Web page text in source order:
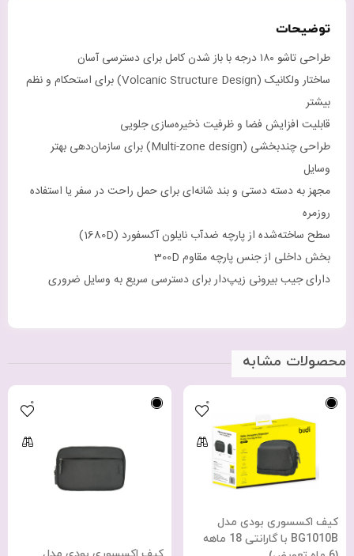
توضیحات
طراحی تاشو ۱۸۰ درجه با باز شدن کامل برای دسترسی آسان
ساختار ولکانیک (Volcanic Structure Design) برای استحکام و نظم
بیشتر
قابلیت افزایش فضا و ظرفیت ذخیره‌سازی جلویی
طراحی چندبخشی (Multi-zone design) برای سازمان‌دهی بهتر
وسایل
مجهز به دسته دستی و بند شانه‌ای برای حمل راحت در سفر یا استفاده
روزمره
سطح ساخته‌شده از پارچه ضدآب نایلون آکسفورد (1680D)
بخش داخلی از جنس پارچه مقاوم 300D
دارای جیب بیرونی زیپ‌دار برای دسترسی سریع به وسایل ضروری
محصولات مشابه
کیف اکسسوری بودی مدل
BG1010B با گارانتی 18 ماهه
0
0